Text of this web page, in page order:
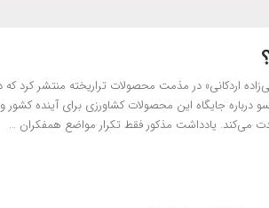
اردکانی» در مذمت محصولات تراریخته منتشر کرد که
درباره جایگاه این محصولات کشاورزی برای آینده
می‌کند. یادداشت مذکور فقط تکرار مواضع همفکران …